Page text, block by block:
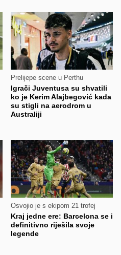
Prelijepe scene u Perthu
Igrači Juventusa su shvatili
ko je Kerim Alajbegović kada
su stigli na aerodrom u
Australiji
Osvojio je s ekipom 21 trofej
Kraj jedne ere: Barcelona se i
definitivno riješila svoje
legende